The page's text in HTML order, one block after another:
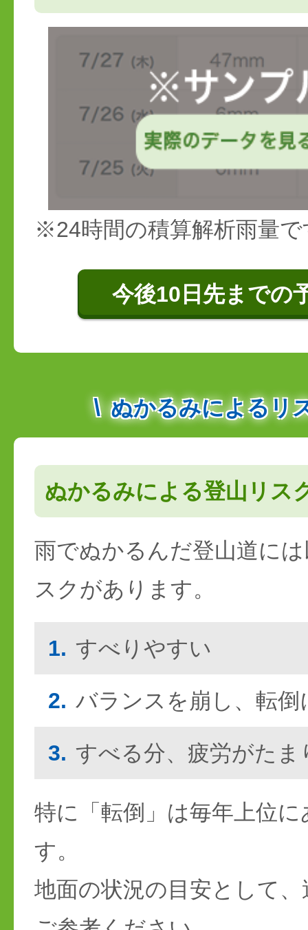
※24時間の積算解析雨量で
今後10日先までの
ぬかるみによるリ
ぬかるみによる登山リス
雨でぬかるんだ登山道に
スクがあります。
1. すべりやすい
2. バランスを崩し、転
3. すべる分、疲労がたま
特に「転倒」は毎年上位
す。
地面の状況の目安として